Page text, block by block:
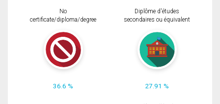
No
certificate/diploma/degree
36.6 %
Diplôme d'études
secondaires ou équivalent
27.91 %